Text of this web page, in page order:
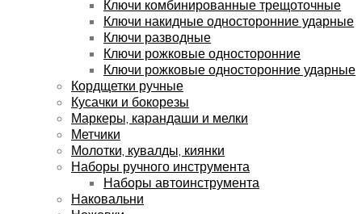
Ключи комбинированные трещоточные
Ключи накидные односторонние ударные
Ключи разводные
Ключи рожковые односторонние
Ключи рожковые односторонние ударные
Кордщетки ручные
Кусачки и бокорезы
Маркеры, карандаши и мелки
Метчики
Молотки, кувалды, киянки
Наборы ручного инструмента
Наборы автоинструмента
Наковальни